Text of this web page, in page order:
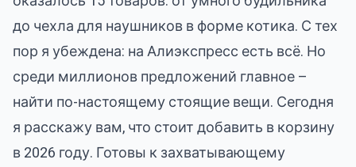
до чехла для наушников в форме котика. С тех
пор я убеждена: на Алиэкспресс есть всё. Но
среди миллионов предложений главное –
найти по-настоящему стоящие вещи. Сегодня
я расскажу вам, что стоит добавить в корзину
в 2026 году. Готовы к захватывающему